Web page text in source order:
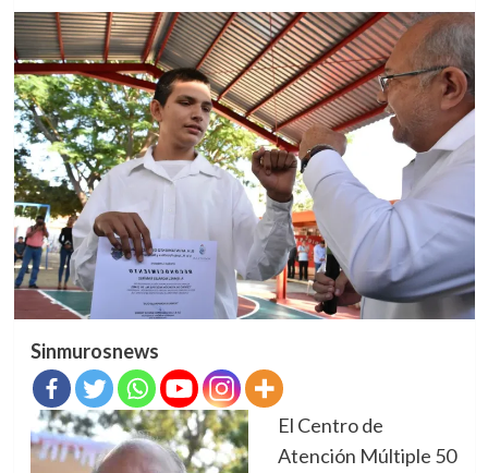
Sinmurosnews
El Centro de
Atención Múltiple 50